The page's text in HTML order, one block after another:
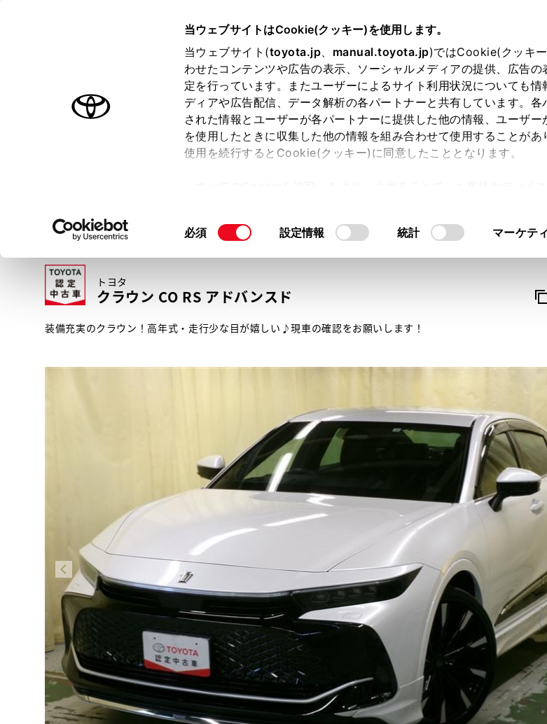
当ウェブサイトはCookie(クッキー)を使用します。
当ウェブサイト(toyota.jp、 manual.toyota.jp)ではCookie(クッキ
わせたコンテンツや広告の表示、ソーシャルメディアの提供、広告の
定を行っています。またユーザーによるサイト利用状況についても情
ディアや広告配信、データ解析の各パートナーと共有しています。
された情報とユーザーが各パートナーに提供した他の情報、ユーザ
を使用したときに収集した他の情報を組み合わせて使用することが
使用を続行するとCookie(クッキー)に同意したこととなります。
て」をご覧ください。
同
択
必須 設定情報 統計 マーケテ
オーナーサポート トピックス
トヨタ認定中古車
トヨタ認定中古車の魅力 3つの買い方 オンライン購入お気に入り 保存した見積り
トヨタ
クラウン CO RS アドバンスド
装備充実のクラウン！高年式・走行少な目が嬉しい♪現車の確認をお願いします！